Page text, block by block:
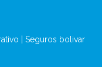
| Seguros bolivar